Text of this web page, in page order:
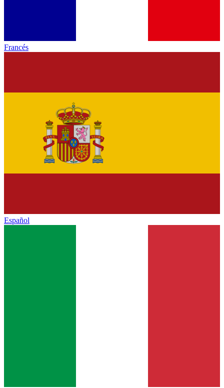
Francés
Español